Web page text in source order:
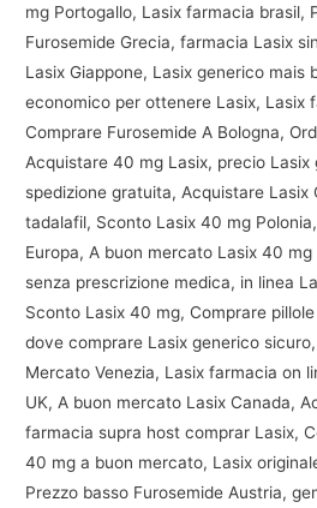
mg Portogallo, Lasix farmacia brasil,
Furosemide Grecia, farmacia Lasix
Lasix Giappone, Lasix generico mais
economico per ottenere Lasix, Lasix
Comprare Furosemide A Bologna,
Acquistare 40 mg Lasix, precio
spedizione gratuita, Acquistare Lasix
tadalafil, Sconto Lasix 40 mg
Europa, A buon mercato Lasix 40
senza prescrizione medica, in linea
Sconto Lasix 40 mg, Comprare
dove comprare Lasix generico
Mercato Venezia, Lasix farmacia on
UK, A buon mercato Lasix Canada,
farmacia supra host comprar Lasix,
40 mg a buon mercato, Lasix
Prezzo basso Furosemide Austria,